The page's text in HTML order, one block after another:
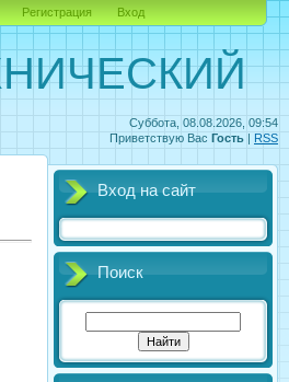
Суббота, 08.08.2026, 09:54
Приветствую Вас Гость | RSS
Регистрация Вход
Вход на сайт
Поиск